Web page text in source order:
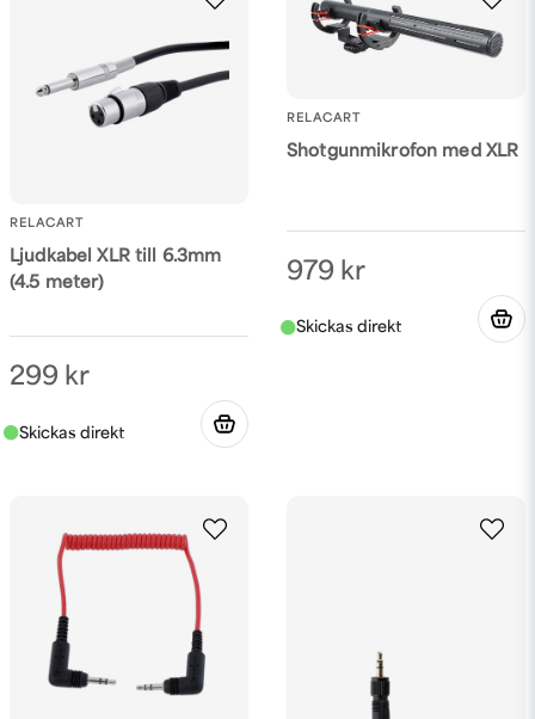
RELACART
Ljudkabel XLR till 6.3mm
(4.5 meter)
299 kr
RELACART
Shotgunmikrofon med XLR
979 kr